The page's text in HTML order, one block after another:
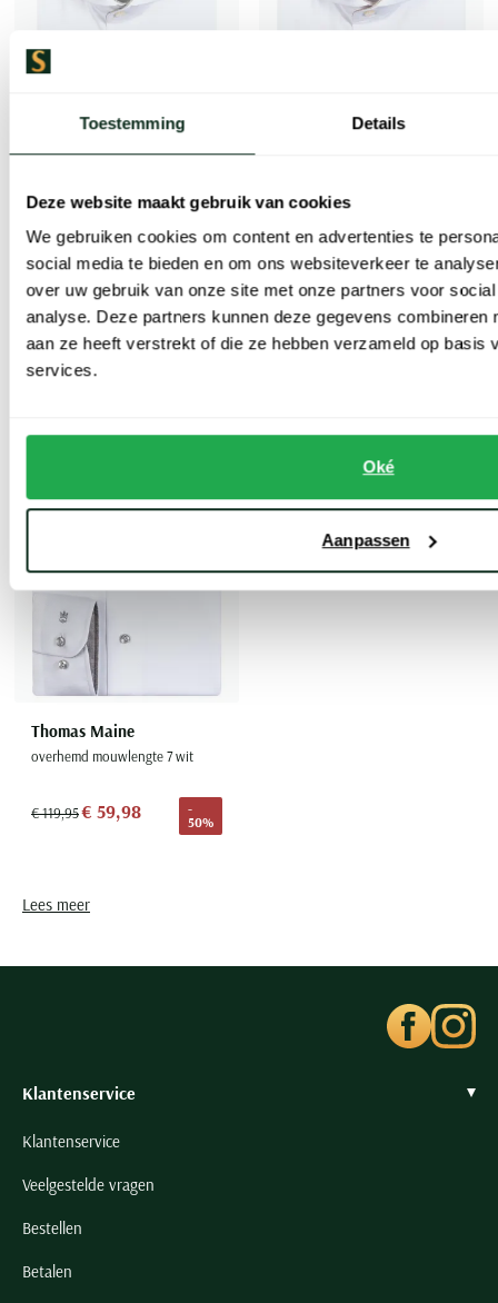
Toestemming Details
Deze website maakt gebruik van cookies
We gebruiken cookies om content en advertenties te
social media te bieden en om ons websiteverkeer te
over uw gebruik van onze site met onze partners voor
analyse. Deze partners kunnen deze gegevens combineren
aan ze heeft verstrekt of die ze hebben verzameld op basis
services.
Oké
Aanpassen
Thomas Maine
Mouwlengte 7 overhemd wit
€ 119,95€ 59,98
-
50%
Thomas Maine
Mouwlengte 7 overhemd wit
€ 119,95€ 59,98
-
50%
Thomas Maine
overhemd mouwlengte 7 wit
€ 119,95€ 59,98
-
50%
Lees meer
Klantenservice
Klantenservice
Veelgestelde vragen
Bestellen
Betalen